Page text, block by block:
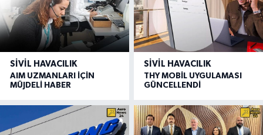
SIVIL HAVACILIK
AIM UZMANLARI İÇİN
MÜJDELİ HABER
SIVIL HAVACILIK
THY MOBİL UYGULAMASI
GÜNCELLENDİ